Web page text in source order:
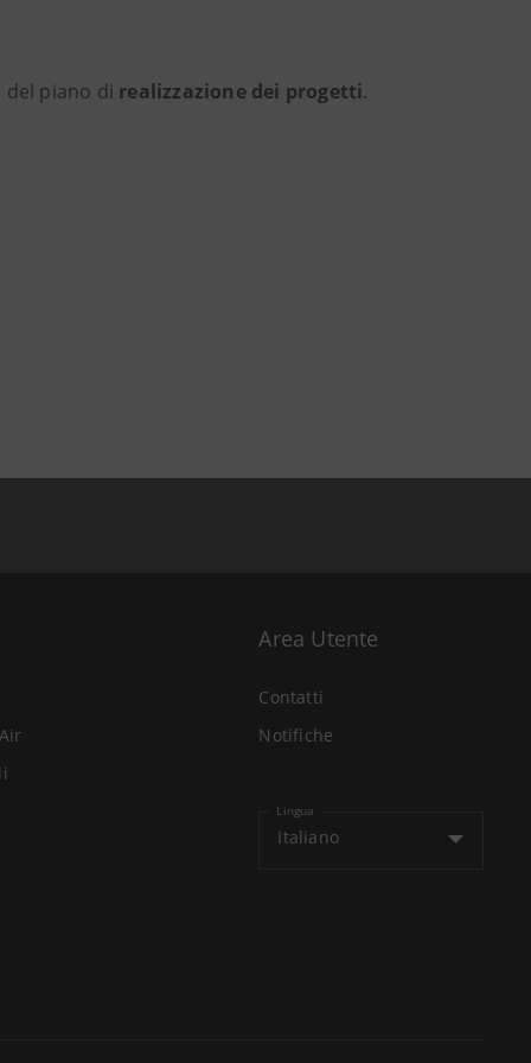
del piano di realizzazione dei progetti.
Area Utente
Contatti
Notifiche
Lingua
Italiano